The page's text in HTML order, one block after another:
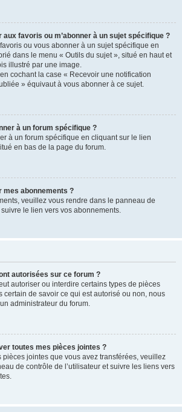
favoris ou m’abonner à un sujet spécifique ?
ou vous abonner à un sujet spécifique en
dans le menu « Outils du sujet », situé en haut et
illustré par une image.
cochant la case « Recevoir une notification
» équivaut à vous abonner à ce sujet.
à un forum spécifique ?
à un forum spécifique en cliquant sur le lien
en bas de la page du forum.
mes abonnements ?
veuillez vous rendre dans le panneau de
le lien vers vos abonnements.
autorisées sur ce forum ?
autoriser ou interdire certains types de pièces
certain de savoir ce qui est autorisé ou non, nous
administrateur du forum.
toutes mes pièces jointes ?
pièces jointes que vous avez transférées, veuillez
de contrôle de l’utilisateur et suivre les liens vers